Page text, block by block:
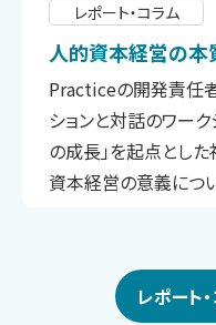
人的資本経営の本
レポート・コラム
Practiceの開発責任者
ションと対話のワーク
の成長」を起点とし
資本経営の意義につ
レポート